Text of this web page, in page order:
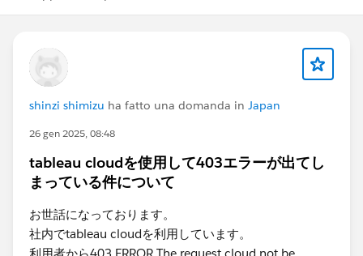
shinzi shimizu ha fatto una domanda in Japan
26 gen 2025, 08:48
tableau cloudを使用して403エラーが出てし
まっている件について
お世話になっております。
社内でtableau cloudを利用しています。